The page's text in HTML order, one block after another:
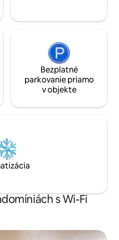
Bezplatné
parkovanie priamo
v objekte
s Wi-Fi